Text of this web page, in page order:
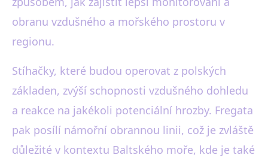
obranu vzdušného a mořského prostoru v
regionu.
Stíhačky, které budou operovat z polských
základen, zvýší schopnosti vzdušného dohledu
a reakce na jakékoli potenciální hrozby. Fregata
pak posílí námořní obrannou linii, což je zvláště
důležité v kontextu Baltského moře, kde je také